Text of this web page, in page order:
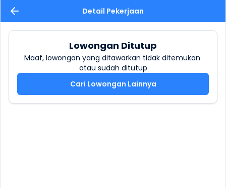
Detail Pekerjaan
Lowongan Ditutup
Maaf, lowongan yang ditawarkan tidak ditemukan
atau sudah ditutup
Cari Lowongan Lainnya